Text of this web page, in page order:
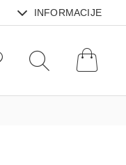
INFORMACIJE